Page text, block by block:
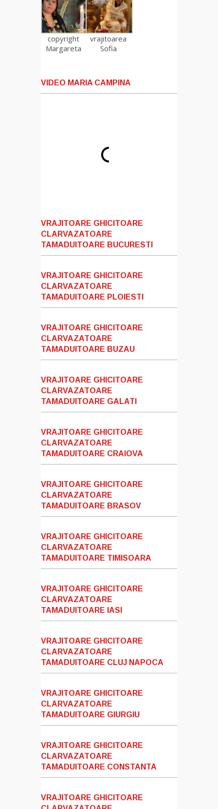
copyright
Margareta
vrajitoarea
Sofia
VIDEO MARIA CAMPINA
VRAJITOARE GHICITOARE
CLARVAZATOARE
TAMADUITOARE BUCURESTI
VRAJITOARE GHICITOARE
CLARVAZATOARE
TAMADUITOARE PLOIESTI
VRAJITOARE GHICITOARE
CLARVAZATOARE
TAMADUITOARE BUZAU
VRAJITOARE GHICITOARE
CLARVAZATOARE
TAMADUITOARE GALATI
VRAJITOARE GHICITOARE
CLARVAZATOARE
TAMADUITOARE CRAIOVA
VRAJITOARE GHICITOARE
CLARVAZATOARE
TAMADUITOARE BRASOV
VRAJITOARE GHICITOARE
CLARVAZATOARE
TAMADUITOARE TIMISOARA
VRAJITOARE GHICITOARE
CLARVAZATOARE
TAMADUITOARE IASI
VRAJITOARE GHICITOARE
CLARVAZATOARE
TAMADUITOARE CLUJ NAPOCA
VRAJITOARE GHICITOARE
CLARVAZATOARE
TAMADUITOARE GIURGIU
VRAJITOARE GHICITOARE
CLARVAZATOARE
TAMADUITOARE CONSTANTA
VRAJITOARE GHICITOARE